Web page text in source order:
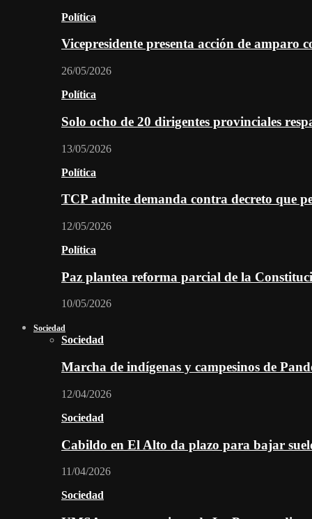
Política
Vicepresidente presenta acción de
26/05/2026
Política
Solo ocho de 20 dirigentes provinciales
13/05/2026
Política
TCP admite demanda contra decreto que
12/05/2026
Política
Paz plantea reforma parcial de la
10/05/2026
Sociedad
Sociedad
Marcha de indígenas y campesinos de
12/04/2026
Sociedad
Cabildo en El Alto da plazo para bajar
11/04/2026
Sociedad